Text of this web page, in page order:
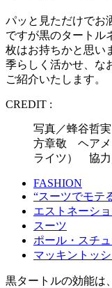
パッと見ただけでお
ですが黒のタートル
枚はお持ちかと思い
季らしく活かせ、な
ご紹介いたします。
CREDIT :
写真／蜂谷哲
方章敬 ヘアメ
ライツ） 協力
FASHION
“スーツでモテ
エストネーシ
スーツ
ポール・スチ
マッキントッ
黒タートルの効能は